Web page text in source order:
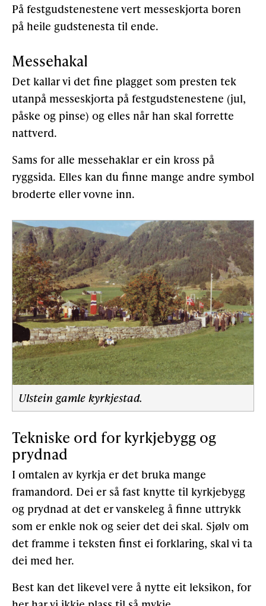
Levd liv
Podkast
FÅ TILGONG
BLI MEDLEM
Gløymt passord Allereie medlem?
På festgudstenestene vert messeskjorta boren
på heile gudstenesta til ende.
Messehakal
Det kallar vi det fine plagget som presten tek
utanpå messeskjorta på festgudstenestene (jul,
påske og pinse) og elles når han skal forrette
nattverd.
Sams for alle messehaklar er ein kross på
ryggsida. Elles kan du finne mange andre symbol
broderte eller vovne inn.
Ulstein gamle kyrkjestad.
Tekniske ord for kyrkjebygg og
prydnad
I omtalen av kyrkja er det bruka mange
framandord. Dei er så fast knytte til kyrkjebygg
og prydnad at det er vanskeleg å finne uttrykk
som er enkle nok og seier det dei skal. Sjølv om
det framme i teksten finst ei forklaring, skal vi ta
dei med her.
Best kan det likevel vere å nytte eit leksikon, for